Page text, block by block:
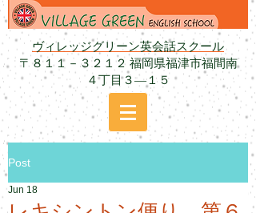
ヴィレッジグリーン英会話スクール
〒８１１－３２１２ 福岡県福津市福間南
４丁目３―１５
Post
Jun 18